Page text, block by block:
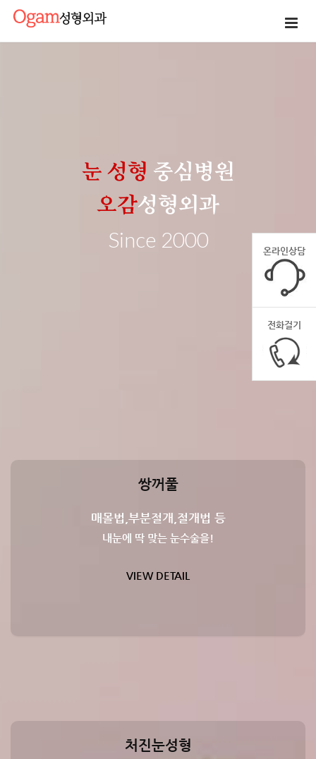
눈 성형 중심병원
오감성형외과
Since 2000
쌍꺼풀
매몰법,부분절개,절개법 등
내눈에 딱 맞는 눈수술을!
VIEW DETAIL
처진눈성형
온라인상담
전화걸기